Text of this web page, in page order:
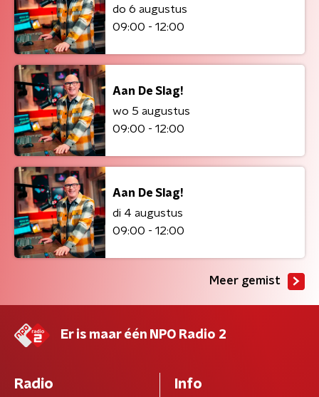
do 6 augustus
09:00 - 12:00
Aan De Slag!
wo 5 augustus
09:00 - 12:00
Aan De Slag!
di 4 augustus
09:00 - 12:00
Meer gemist
Er is maar één NPO Radio 2
Radio Info